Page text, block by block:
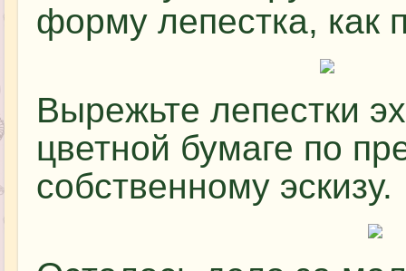
форму лепестка, как
Вырежьте лепестки
цветной бумаге по
собственному эскизу.